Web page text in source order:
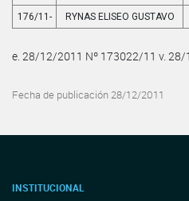
176/11- RYNAS ELISEO GUSTAVO
e. 28/12/2011 Nº 173022/11 v. 28/
Fecha de publicación 28/12/2011
INSTITUCIONAL